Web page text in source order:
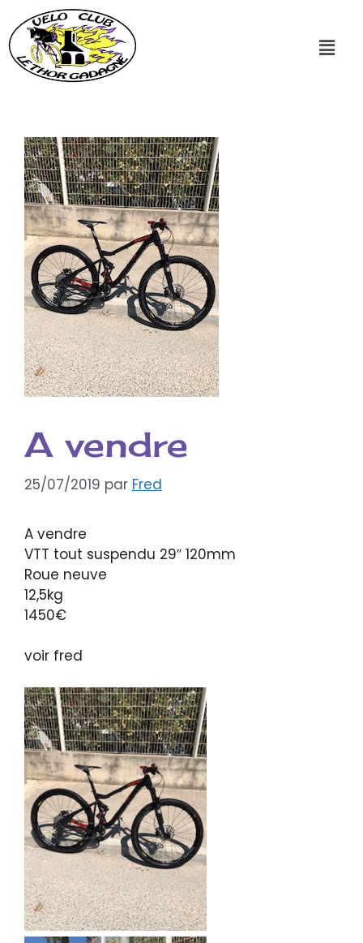
A vendre
25/07/2019 par Fred
A vendre
VTT tout suspendu 29″ 120mm
Roue neuve
12,5kg
1450€
voir fred